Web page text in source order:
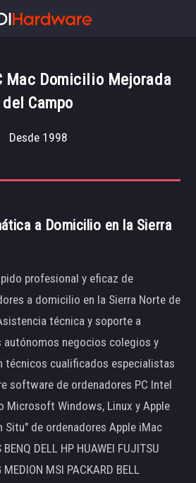
Mac Domicilio Mejorada
del Campo
Desde 1998
a Domicilio en la Sierra
profesional y eficaz de
a domicilio en la Sierra Norte de
técnica y soporte a
autónomos negocios colegios y
técnicos cualificados especialistas
software de ordenadores PC Intel
Microsoft Windows, Linux y Apple
Situ" de ordenadores Apple iMac
DELL HP HUAWEI FUJITSU
MEDION MSI PACKARD BELL